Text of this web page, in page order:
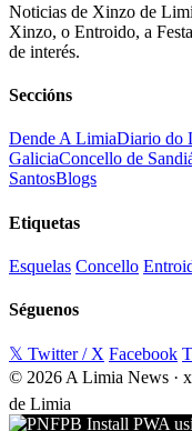
Noticias de Xinzo de
Xinzo, o Entroido, a
de interés.
Seccións
Dende A LimiaDiario do
GaliciaConcello de
SantosBlogs
Etiquetas
Esquelas Concello
Séguenos
𝕏 Twitter / X Facebook
© 2026 A Limia News ·
de Limia